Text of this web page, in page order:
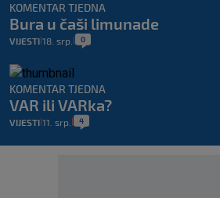
KOMENTAR TJEDNA
Bura u čaši limunade
VIJESTI 18. srp. 0
KOMENTAR TJEDNA
VAR ili VARka?
VIJESTI 11. srp. 4